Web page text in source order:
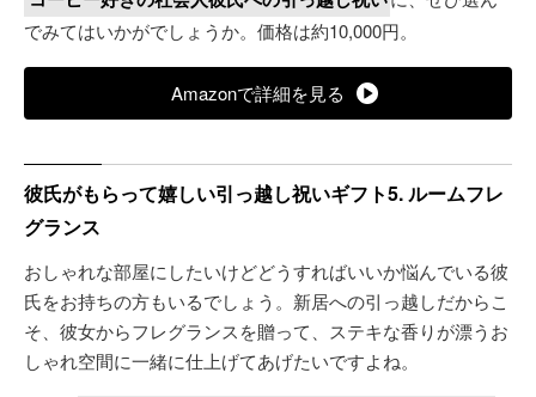
でみてはいかがでしょうか。価格は約10,000円。
Amazonで詳細を見る
彼氏がもらって嬉しい引っ越し祝いギフト5. ルームフレ
グランス
おしゃれな部屋にしたいけどどうすればいいか悩んでいる彼
氏をお持ちの方もいるでしょう。新居への引っ越しだからこ
そ、彼女からフレグランスを贈って、ステキな香りが漂うお
しゃれ空間に一緒に仕上げてあげたいですよね。